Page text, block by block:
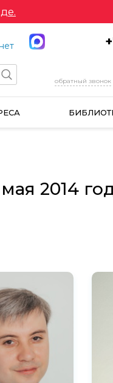
обратный звонок
2014